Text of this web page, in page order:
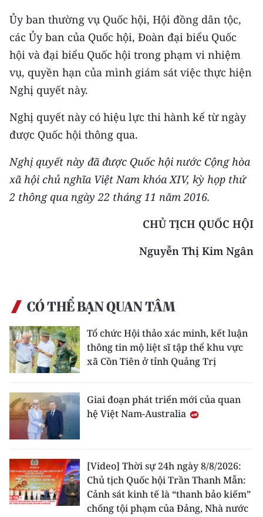
CHUYÊN ĐỀ
CÁC CHUYÊN TRANG
VỀ BÁO NHÂN DÂN
THỜI NAY
NHÂN DÂN CUỐI TUẦN
NHÂN DÂN HẰNG THÁNG
MUA BÁO
РУССКИЙ
ESPAÑOL
한국어
Ủy ban thường vụ Quốc hội, Hội đồng dân tộc,
các Ủy ban của Quốc hội, Đoàn đại biểu Quốc
hội và đại biểu Quốc hội trong phạm vi nhiệm
vụ, quyền hạn của mình giám sát việc thực hiện
Nghị quyết này.
Nghị quyết này có hiệu lực thi hành kể từ ngày
được Quốc hội thông qua.
Nghị quyết này đã được Quốc hội nước Cộng hòa
xã hội chủ nghĩa Việt Nam khóa XIV, kỳ họp thứ
2 thông qua ngày 22 tháng 11 năm 2016.
CHỦ TỊCH QUỐC HỘI
Nguyễn Thị Kim Ngân
CÓ THỂ BẠN QUAN TÂM
Tổ chức Hội thảo xác minh, kết luận
thông tin mộ liệt sĩ tập thể khu vực
xã Cồn Tiên ở tỉnh Quảng Trị
Giai đoạn phát triển mới của quan
hệ Việt Nam-Australia
[Video] Thời sự 24h ngày 8/8/2026:
Chủ tịch Quốc hội Trần Thanh Mẫn:
Cảnh sát kinh tế là “thanh bảo kiếm”
chống tội phạm của Đảng, Nhà nước